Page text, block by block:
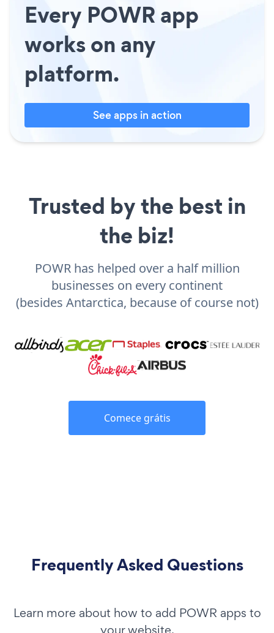
Every POWR app
works on any
platform.
See apps in action
Trusted by the best in
the biz!
POWR has helped over a half million
businesses on every continent
(besides Antarctica, because of course not)
Comece grátis
Frequently Asked Questions
Learn more about how to add POWR apps to